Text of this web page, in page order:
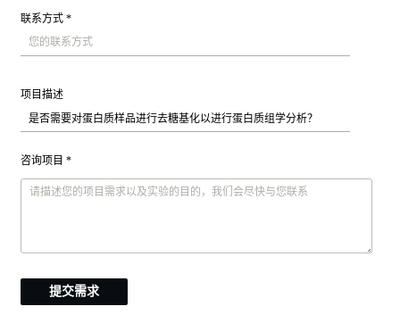
联系方式 *
项目描述
咨询项目 *
提交需求